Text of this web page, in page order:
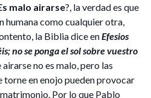
malo airarse?, la verdad es que
humana como cualquier otra,
la Biblia dice enEfesios
no se ponga el sol sobre vuestro
airarse no es malo, pero las
torne en enojo pueden provocar
Por lo que Pablo